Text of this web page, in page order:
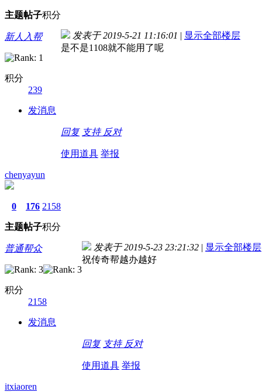
主题帖子积分
新人入帮
积分
239
发消息
发表于 2019-5-21 11:16:01 | 显示全部楼层
是不是1108就不能用了呢
回复 支持 反对
使用道具 举报
chenyayun
0
主题
176
帖子
2158
积分
普通帮众
积分
2158
发消息
发表于 2019-5-23 23:21:32 | 显示全部楼层
祝传奇帮越办越好
回复 支持 反对
使用道具 举报
itxiaoren